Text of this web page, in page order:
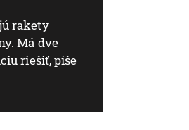
rakety
Má dve
riešiť, píše